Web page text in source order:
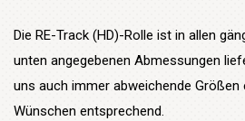
Die RE-Track (HD)-Rolle ist in allen
unten angegebenen Abmessungen
uns auch immer abweichende Größen
Wünschen entsprechend.